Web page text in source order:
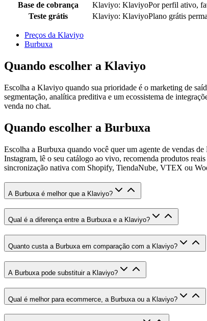
Base de cobrança
Klaviyo: KlaviyoPor perfil ativo,
Teste grátis
Klaviyo: KlaviyoPlano grátis
Preços da Klaviyo
Burbuxa
Quando escolher a Klaviyo
Escolha a Klaviyo quando sua prioridade é o marketing de
segmentação, analítica preditiva e um ecossistema de
venda no chat.
Quando escolher a Burbuxa
Escolha a Burbuxa quando você quer um agente de vendas
Instagram, lê o seu catálogo ao vivo, recomenda produtos
sincronização nativa com Shopify, TiendaNube, VTEX ou
A Burbuxa é melhor que a Klaviyo?
Qual é a diferença entre a Burbuxa e a Klaviyo?
Quanto custa a Burbuxa em comparação com a Klaviyo?
A Burbuxa pode substituir a Klaviyo?
Qual é melhor para ecommerce, a Burbuxa ou a Klaviyo?